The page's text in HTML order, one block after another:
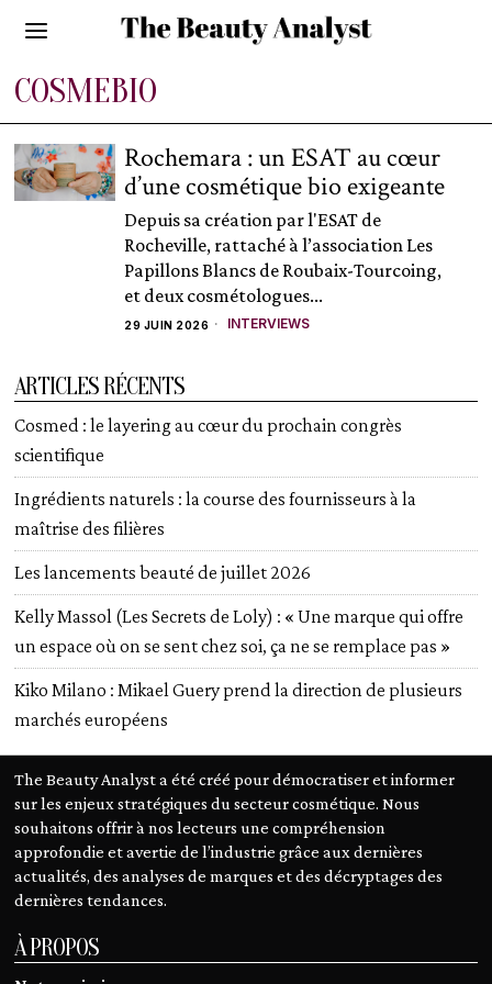
COSMEBIO
Rochemara : un ESAT au cœur
d’une cosmétique bio exigeante
Depuis sa création par l'ESAT de
Rocheville, rattaché à l’association Les
Papillons Blancs de Roubaix-Tourcoing,
et deux cosmétologues...
29 JUIN 2026 INTERVIEWS
ARTICLES RÉCENTS
Cosmed : le layering au cœur du prochain congrès
scientifique
Ingrédients naturels : la course des fournisseurs à la
maîtrise des filières
Les lancements beauté de juillet 2026
Kelly Massol (Les Secrets de Loly) : « Une marque qui offre
un espace où on se sent chez soi, ça ne se remplace pas »
Kiko Milano : Mikael Guery prend la direction de plusieurs
marchés européens
The Beauty Analyst a été créé pour démocratiser et informer
sur les enjeux stratégiques du secteur cosmétique. Nous
souhaitons offrir à nos lecteurs une compréhension
approfondie et avertie de l’industrie grâce aux dernières
actualités, des analyses de marques et des décryptages des
dernières tendances.
À PROPOS